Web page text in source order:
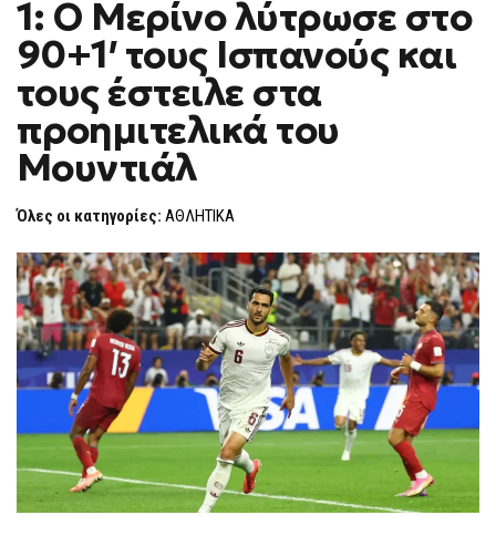
1:
Ο
ΜΕΡΊΝΟ
ΛΎΤΡΩΣΕ
ΣΤΟ
90+1′
ΤΟΥΣ
ΣΤΑ
ΤΟΥ
ΜΟΥΝΤΙΆΛ
1: Ο Μερίνο λύτρωσε στο
90+1′ τους Ισπανούς και
τους έστειλε στα
προημιτελικά του
Μουντιάλ
Όλες οι κατηγορίες: ΑΘΛΗΤΙΚΑ